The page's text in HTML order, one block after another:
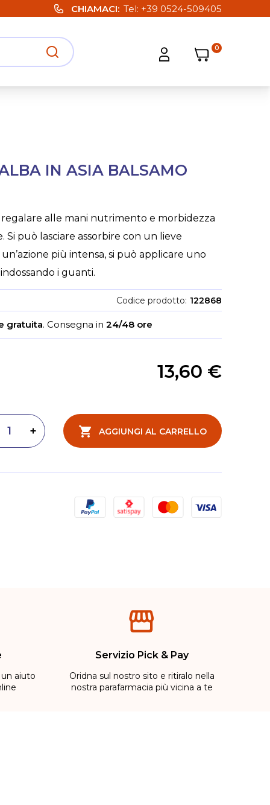
CHIAMACI Tel: +39 0524-509405
Apri ricerca Apri strumenti utente
Carrello
Carrello
0
IN ASIA BALSAMO
alle mani nutrimento e morbidezza
Si può lasciare assorbire con un lieve
più intensa, si può applicare uno
i guanti.
Codice prodotto 122868
gratuita. Consegna in 24/48 ore
13,60 €
Aumenta quantità
quantità AGGIUNGI AL CARRELLO
aiuto
Servizio Pick & Pay
Oridna sul nostro sito e ritiralo nella
nostra parafarmacia più vicina a te